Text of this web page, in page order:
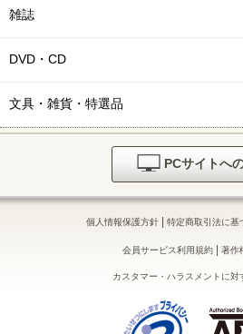
雑誌
DVD・CD
文具・雑貨・特選品
PCサイトへ
個人情報保護方針 | 特定商取引法に基
会員サービス利用規約| 著作
カスタマー・ハラスメントに対